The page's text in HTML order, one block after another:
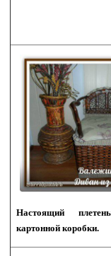
Настоящий
картонной коробки.